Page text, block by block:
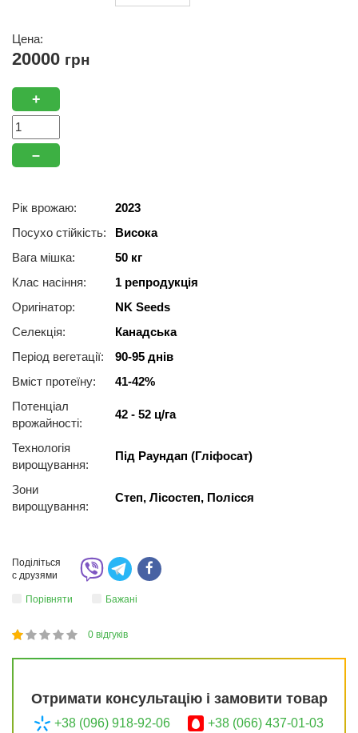
Цена:
20000 грн
+
–
Рік врожаю:
2023
Посухо стійкість:
Висока
Вага мішка:
50 кг
Клас насіння:
1 репродукція
Оригінатор:
NK Seeds
Селекція:
Канадська
Період вегетації:
90-95 днів
Вміст протеїну:
41-42%
Потенціал
врожайності:
42 - 52 ц/га
Технологія
вирощування:
Під Раундап (Гліфосат)
Зони
вирощування:
Степ, Лісостеп, Полісся
Поділіться
с друзями
Порівняти Бажані
20
1
2
3
4
5 0 відгуків
Отримати консультацію і замовити товар
+38 (096) 918-92-06 +38 (066) 437-01-03